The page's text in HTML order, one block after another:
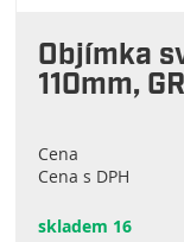
Objímka
110mm,
Cena
Cena s DPH
skladem 16